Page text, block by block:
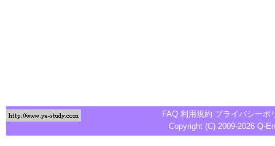
FAQ 利用規約 プライバシーポ
Copyright (C) 2009-2026 Q-